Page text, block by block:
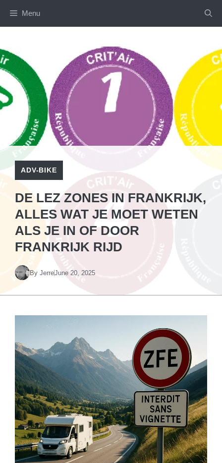
Menu
ADV-BIKE
DE LEZ ZONES IN FRANKRIJK,
ALLES WAT JE MOET WETEN
ALS JE IN OF DOOR
FRANKRIJK RIJD
By JerreJune 20, 2025